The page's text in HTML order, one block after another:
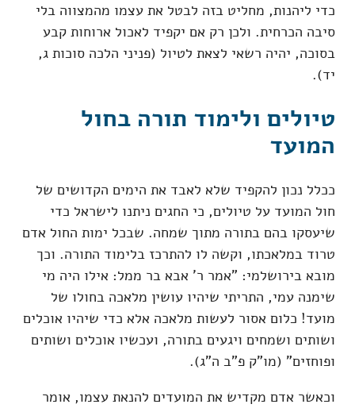
כדי ליהנות, מחליט בזה לבטל את עצמו מהמצווה בלי
סיבה הכרחית. ולכן רק אם יקפיד לאכול ארוחות קבע
בסוכה, יהיה רשאי לצאת לטיול (פניני הלכה סוכות ג,
יד).
טיולים ולימוד תורה בחול
המועד
ככלל נכון להקפיד שלא לאבד את הימים הקדושים של
חול המועד על טיולים, כי החגים ניתנו לישראל כדי
שיעסקו בהם בתורה מתוך שמחה. שבכל ימות החול אדם
טרוד במלאכתו, וקשה לו להתרכז בלימוד התורה. וכך
מובא בירושלמי: "אמר ר' אבא בר ממל: אילו היה מי
שימנה עמי, התריתי שיהיו עושין מלאכה בחולו של
מועד! כלום אסור לעשות מלאכה אלא כדי שיהיו אוכלים
ושותים ושמחים ויגעים בתורה, ועכשיו אוכלים ושותים
ופוחזים" (מו"ק פ"ב ה"ג).
וכאשר אדם מקדיש את המועדים להנאת עצמו, אומר